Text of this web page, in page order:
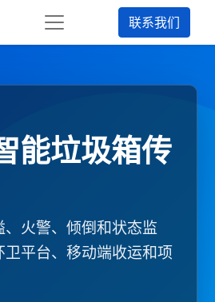
联系我们
能垃圾箱传
、火警、倾倒和状态监
卫平台、移动端收运和项